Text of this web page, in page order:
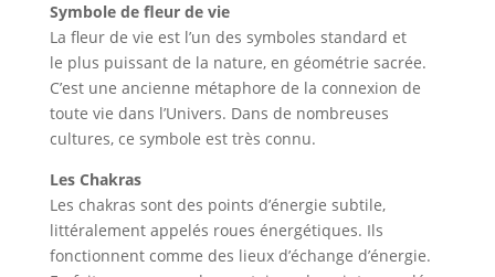
et
chaine
des
7
Chakras
29cm
Symbole de fleur de vie
La fleur de vie est l’un des symboles standard et
le plus puissant de la nature, en géométrie sacrée.
C’est une ancienne métaphore de la connexion de
toute vie dans l’Univers. Dans de nombreuses
cultures, ce symbole est très connu.
Les Chakras
Les chakras sont des points d’énergie subtile,
littéralement appelés roues énergétiques. Ils
fonctionnent comme des lieux d’échange d’énergie.